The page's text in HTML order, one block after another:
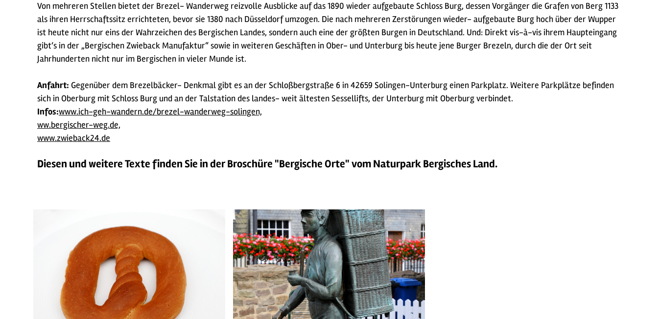
Von mehreren Stellen bietet der Brezel- Wanderweg reizvolle Ausblicke auf das 1890 wieder aufgebaute Schloss Burg, dessen Vorgänger die Grafen von Berg 1133
als ihren Herrschaftssitz errichteten, bevor sie 1380 nach Düsseldorf umzogen. Die nach mehreren Zerstörungen wieder- aufgebaute Burg hoch über der Wupper
ist heute nicht nur eins der Wahrzeichen des Bergischen Landes, sondern auch eine der größten Burgen in Deutschland. Und: Direkt vis-à-vis ihrem Haupteingang
gibt‘s in der „Bergischen Zwieback Manufaktur“ sowie in weiteren Geschäften in Ober- und Unterburg bis heute jene Burger Brezeln, durch die der Ort seit
Jahrhunderten nicht nur im Bergischen in vieler Munde ist.
Anfahrt: Gegenüber dem Brezelbäcker- Denkmal gibt es an der Schloßbergstraße 6 in 42659 Solingen-Unterburg einen Parkplatz. Weitere Parkplätze befinden
sich in Oberburg mit Schloss Burg und an der Talstation des landes- weit ältesten Sessellifts, der Unterburg mit Oberburg verbindet.
Infos:www.ich-geh-wandern.de/brezel-wanderweg-solingen,
ww.bergischer-weg.de,
www.zwieback24.de
Diesen und weitere Texte finden Sie in der Broschüre "Bergische Orte" vom Naturpark Bergisches Land.